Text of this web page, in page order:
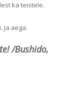
ka teistele.
Ja aega.
/Bushido,